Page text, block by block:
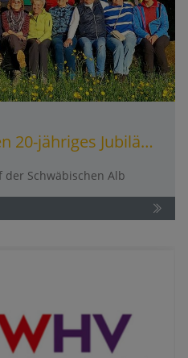
HVW-Oldies begehen 20-jähriges Jubiläum
Schwäbischen Alb